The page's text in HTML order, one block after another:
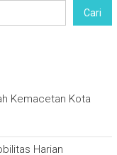
Cari
Kemacetan Kota
Harian